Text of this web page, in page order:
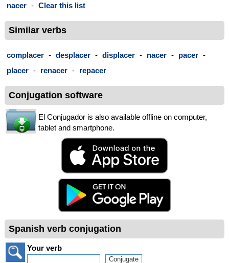
nacer - Clear this list
Similar verbs
complacer - desplacer - displacer - nacer - pacer -
placer - renacer - repacer
Conjugation software
El Conjugador is also available offline on computer,
tablet and smartphone.
Spanish verb conjugation
Your verb